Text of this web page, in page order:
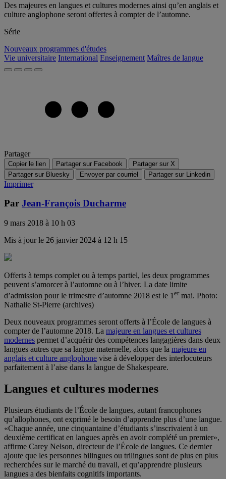
Des majeures en langues et cultures modernes ainsi qu’en anglais et
culture anglophone seront offertes à compter de l’automne.
Série
Nouveaux programmes d'études
Vie universitaire International Enseignement Maîtres de langue
Partager
Copier le lien Partager sur Facebook
Partager sur X
Partager sur Bluesky
Envoyer par courriel Partager sur Linkedin
Imprimer
Par Jean-François Ducharme
9 mars 2018 à 10 h 03
Mis à jour le 26 janvier 2024 à 12 h 15
Offerts à temps complet ou à temps partiel, les deux programmes
peuvent s’amorcer à l’automne ou à l’hiver. La date limite
d’admission pour le trimestre d’automne 2018 est le 1 ermai. Photo:
Nathalie St-Pierre (archives)
Deux nouveaux programmes seront offerts à l’École de langues à
compter de l’automne 2018. La majeure en langues et cultures
modernes permet d’acquérir des compétences langagières dans deux
langues autres que sa langue maternelle, alors que la majeure en
anglais et culture anglophone vise à développer des interlocuteurs
parfaitement à l’aise dans la langue de Shakespeare.
Langues et cultures modernes
Plusieurs étudiants de l’École de langues, autant francophones
qu’allophones, ont exprimé le besoin d’apprendre plus d’une langue.
«Chaque année, une cinquantaine d’étudiants s’inscrivaient à un
deuxième certificat en langues après en avoir complété un premier»,
affirme Carey Nelson, directeur de l’École de langues. Ce dernier
ajoute que les personnes bilingues ou trilingues sont de plus en plus
recherchées sur le marché du travail, et qu’apprendre plusieurs
langues a des bienfaits cognitifs importants.